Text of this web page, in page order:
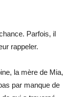
Parfois, il
rappeler.
la mère de Mia,
par manque de